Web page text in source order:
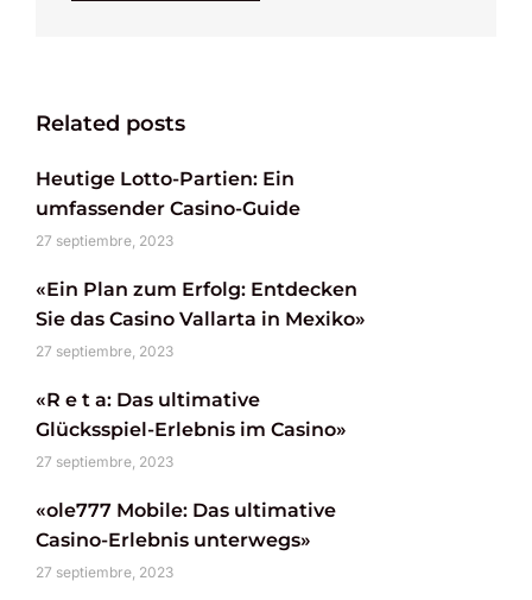
Related posts
Heutige Lotto-Partien: Ein
umfassender Casino-Guide
27 septiembre, 2023
«Ein Plan zum Erfolg: Entdecken
Sie das Casino Vallarta in Mexiko»
27 septiembre, 2023
«R e t a: Das ultimative
Glücksspiel-Erlebnis im Casino»
27 septiembre, 2023
«ole777 Mobile: Das ultimative
Casino-Erlebnis unterwegs»
27 septiembre, 2023